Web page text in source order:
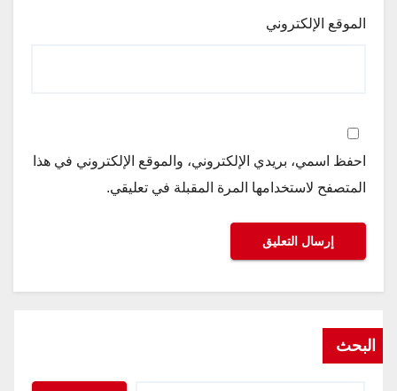
الموقع الإلكتروني
احفظ اسمي، بريدي الإلكتروني، والموقع الإلكتروني في هذا
المتصفح لاستخدامها المرة المقبلة في تعليقي.
البحث